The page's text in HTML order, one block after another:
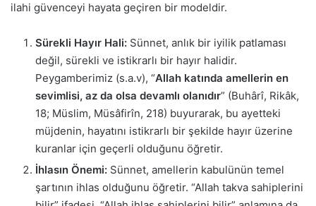
ilahi güvenceyi hayata geçiren bir modeldir.
Sürekli Hayır Hali: Sünnet, anlık bir iyilik patlaması
değil, sürekli ve istikrarlı bir hayır halidir.
Peygamberimiz (s.a.v), “Allah katında amellerin en
sevimlisi, az da olsa devamlı olanıdır” (Buhârî, Rikâk,
18; Müslim, Müsâfirîn, 218) buyurarak, bu ayetteki
müjdenin, hayatını istikrarlı bir şekilde hayır üzerine
kuranlar için geçerli olduğunu öğretir.
İhlasın Önemi: Sünnet, amellerin kabulünün temel
şartının ihlas olduğunu öğretir. “Allah takva sahiplerini